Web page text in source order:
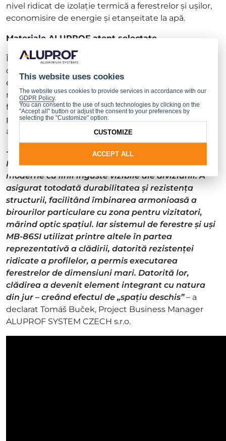
nivel ridicat de izolație termică a ferestrelor și ușilor,
economisire de energie și etanșeitate la apă.
Materiale ALUPROF atent selectate
În selecția materialelor, aspecte importante s-au
dovedit a fi și elasticitatea și posibilitatea de a
experimenta cu forma. Sistemele de pereți
montant-traversă MB-SR50N și de sisteme de
ferestre și uși cu barieră termică MB-86SI ALUPROF,
pe lângă atributele tehnice, s-au încadrat de
asemenea și în conceptul estetic al clădirii.
- Forma montanților și a traverselor în sistemul
MB-SR50N a permis construirea unei fațade
moderne cu linii înguste vizibile ale diviziunii. A
asigurat totodată durabilitatea și rezistența
structurii, facilitând îmbinarea armonioasă a
birourilor particulare cu zona pentru vizitatori,
mărind optic spațiul. Iar sistemul de ferestre și uși
MB-86SI utilizat printre altele în partea
reprezentativă a clădirii, datorită rezistenței
ridicate a profilelor, a permis executarea
ferestrelor de dimensiuni mari. Datorită lor,
clădirea a devenit element integrant cu natura
din jur – creând efectul de „spațiu deschis”– a
declarat Tomáš Buček, Project Business Manager
ALUPROF SYSTEM CZECH s.r.o.
This website uses cookies
The website uses cookies to provide services in accordance with our
GDPR Policy.
You can consent to the use of such technologies by clicking on the
"Accept all" button or adjust the consent to your preferences by
selecting the "Customize" option.
ACCEPT ALL
CUSTOMIZE